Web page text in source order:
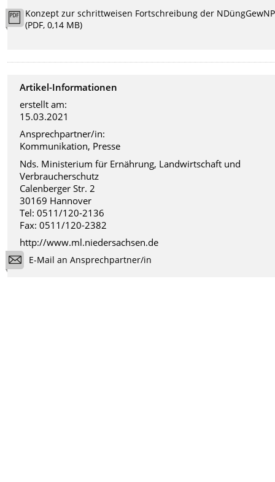
Konzept zur schrittweisen Fortschreibung der
(PDF, 0,14 MB)
Artikel-Informationen
erstellt am:
15.03.2021
Ansprechpartner/in:
Kommunikation, Presse
Nds. Ministerium für Ernährung, Landwirtschaft und
Verbraucherschutz
Calenberger Str. 2
30169 Hannover
Tel: 0511/120-2136
Fax: 0511/120-2382
http://www.ml.niedersachsen.de
E-Mail an Ansprechpartner/in